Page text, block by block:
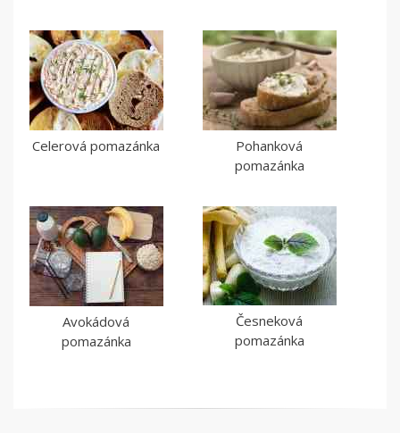
Celerová pomazánka
Pohanková
pomazánka
Avokádová
pomazánka
Česneková
pomazánka